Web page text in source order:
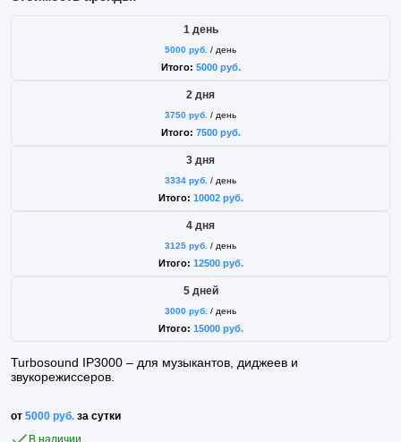
1 день
5000 руб. / день
Итого: 5000 руб.
2 дня
3750 руб. / день
Итого: 7500 руб.
3 дня
3334 руб. / день
Итого: 10002 руб.
4 дня
3125 руб. / день
Итого: 12500 руб.
5 дней
3000 руб. / день
Итого: 15000 руб.
Turbosound IP3000 – для музыкантов, диджеев и
звукорежиссеров.
от 5000 руб. за сутки